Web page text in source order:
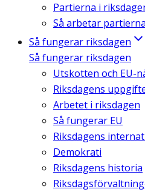
Partierna i
Så arbetar partierna
Så fungerar riksdagen
Så fungerar riksdagen
Utskotten och EU-
Riksdagens
Arbetet i riksdagen
Så fungerar EU
Riksdagens
Demokrati
Riksdagens historia